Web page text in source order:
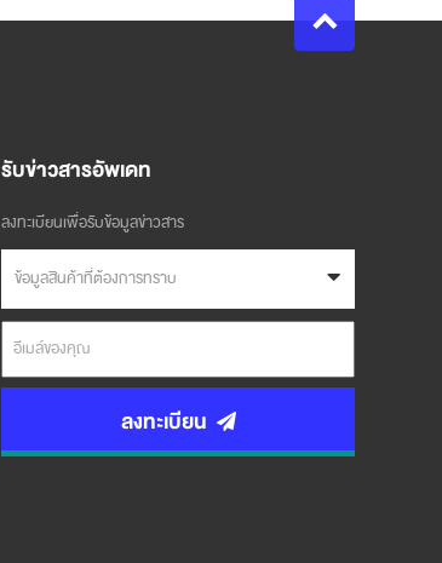
รับข่าวสารอัพเดท
ลงทะเบียนเพื่อรับข้อมูลข่าวสาร
ข้อมูลสินค้าที่ต้องการทราบ
ลงทะเบียน